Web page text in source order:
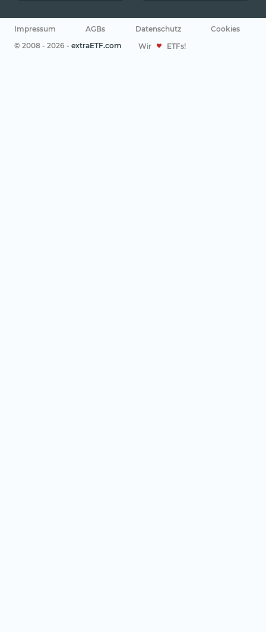
Impressum AGBs Datenschutz
Cookies
© 2008 - 2026 - extraETF.com Wir ETFs!